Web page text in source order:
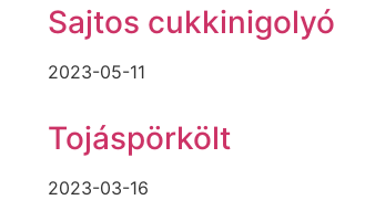
Sajtos cukkinigolyó
2023-05-11
Tojáspörkölt
2023-03-16